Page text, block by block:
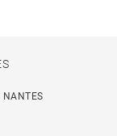
NANTES